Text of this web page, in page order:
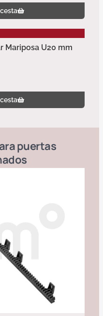
Mariposa U20 mm
puertas